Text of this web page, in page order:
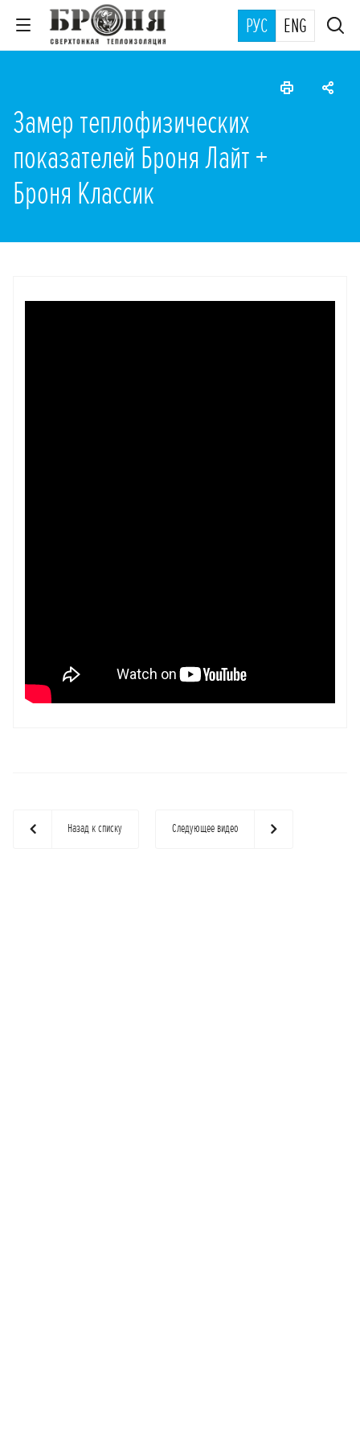
РУС ENG
Замер теплофизических
показателей Броня Лайт +
Броня Классик
Назад к списку Следующее видео